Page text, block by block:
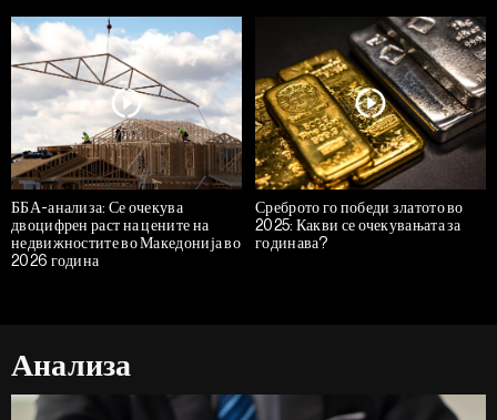
ББА-анализа: Се очекува
двоцифрен раст на цените на
недвижностите во Македонија во
2026 година
Среброто го победи златото во
2025: Какви се очекувањата за
годинава?
Анализа